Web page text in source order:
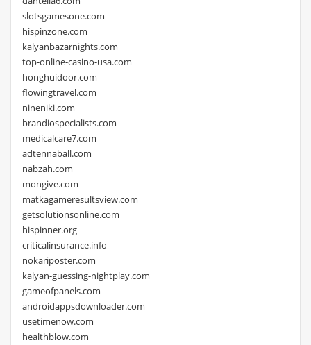
slotsgamesone.com
hispinzone.com
kalyanbazarnights.com
top-online-casino-usa.com
honghuidoor.com
flowingtravel.com
nineniki.com
brandiospecialists.com
medicalcare7.com
adtennaball.com
nabzah.com
mongive.com
matkagameresultsview.com
getsolutionsonline.com
hispinner.org
criticalinsurance.info
nokariposter.com
kalyan-guessing-nightplay.com
gameofpanels.com
androidappsdownloader.com
usetimenow.com
healthblow.com